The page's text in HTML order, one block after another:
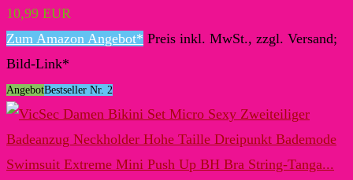
10,99 EUR
Zum Amazon Angebot* Preis inkl. MwSt., zzgl. Versand;
Bild-Link*
AngebotBestseller Nr. 2